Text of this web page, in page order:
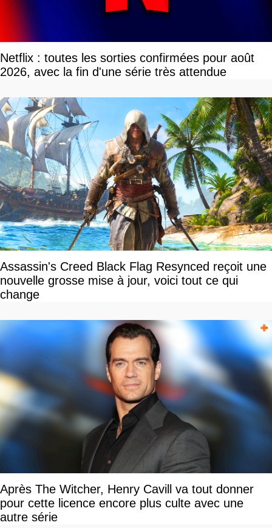
Netflix : toutes les sorties confirmées pour août
2026, avec la fin d'une série très attendue
Assassin's Creed Black Flag Resynced reçoit une
nouvelle grosse mise à jour, voici tout ce qui
change
Après The Witcher, Henry Cavill va tout donner
pour cette licence encore plus culte avec une
autre série